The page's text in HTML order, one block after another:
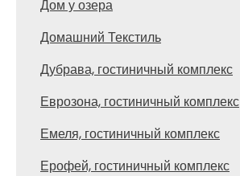
Дом у озера
Домашний Текстиль
Дубрава, гостиничный комплекс
Еврозона, гостиничный комплекс
Емеля, гостиничный комплекс
Ерофей, гостиничный комплекс